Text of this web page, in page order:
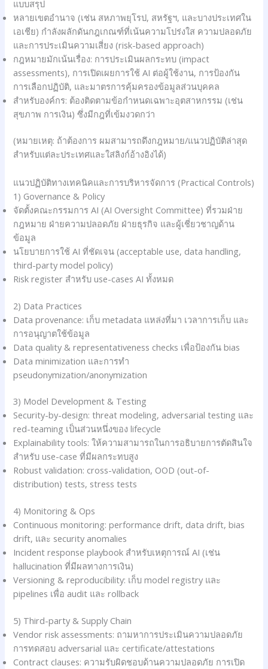
แบบสรุป
หลายเขตอำนาจ (เช่น สหภาพยุโรป, สหรัฐฯ, และบางประเทศใน
เอเชีย) กำลังผลักดันกฎเกณฑ์ที่เน้นความโปร่งใส ความปลอดภัย
และการประเมินความเสี่ยง (risk-based approach)
กฎหมายมักเน้นเรื่อง: การประเมินผลกระทบ (impact
assessments), การเปิดเผยการใช้ AI ต่อผู้ใช้งาน, การป้องกัน
การเลือกปฏิบัติ, และมาตรการคุ้มครองข้อมูลส่วนบุคคล
สำหรับองค์กร: ต้องติดตามข้อกำหนดเฉพาะอุตสาหกรรม (เช่น
สุขภาพ การเงิน) ซึ่งมีกฎที่เข้มงวดกว่า
(หมายเหตุ: ถ้าต้องการ ผมสามารถดึงกฎหมาย/แนวปฏิบัติล่าสุด
สำหรับแต่ละประเทศและใส่ลิงก์อ้างอิงได้)
แนวปฏิบัติทางเทคนิคและการบริหารจัดการ (Practical Controls)
1) Governance & Policy
จัดตั้งคณะกรรมการ AI (AI Oversight Committee) ที่รวมฝ่าย
กฎหมาย ฝ่ายความปลอดภัย ฝ่ายธุรกิจ และผู้เชี่ยวชาญด้าน
ข้อมูล
นโยบายการใช้ AI ที่ชัดเจน (acceptable use, data handling,
third-party model policy)
Risk register สำหรับ use-cases AI ทั้งหมด
2) Data Practices
Data provenance: เก็บ metadata แหล่งที่มา เวลาการเก็บ และ
การอนุญาตใช้ข้อมูล
Data quality & representativeness checks เพื่อป้องกัน bias
Data minimization และการทำ
pseudonymization/anonymization
3) Model Development & Testing
Security-by-design: threat modeling, adversarial testing และ
red-teaming เป็นส่วนหนึ่งของ lifecycle
Explainability tools: ให้ความสามารถในการอธิบายการตัดสินใจ
สำหรับ use-case ที่มีผลกระทบสูง
Robust validation: cross-validation, OOD (out-of-
distribution) tests, stress tests
4) Monitoring & Ops
Continuous monitoring: performance drift, data drift, bias
drift, และ security anomalies
Incident response playbook สำหรับเหตุการณ์ AI (เช่น
hallucination ที่มีผลทางการเงิน)
Versioning & reproducibility: เก็บ model registry และ
pipelines เพื่อ audit และ rollback
5) Third-party & Supply Chain
Vendor risk assessments: ถามหาการประเมินความปลอดภัย
การทดสอบ adversarial และ certificate/attestations
Contract clauses: ความรับผิดชอบด้านความปลอดภัย การเปิด